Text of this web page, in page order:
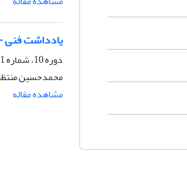
یادداشت فنی
دوره 10، شماره 1، بهار 1393، صفحه
محمدحسین
مشاهده مقاله